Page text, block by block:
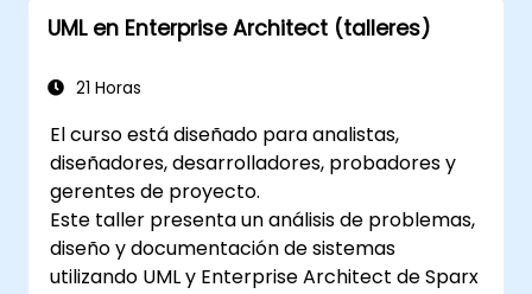
UML en Enterprise Architect (talleres)
21 Horas
El curso está diseñado para analistas,
diseñadores, desarrolladores, probadores y
gerentes de proyecto.
Este taller presenta un análisis de problemas,
diseño y documentación de sistemas
utilizando UML y Enterprise Architect de Sparx